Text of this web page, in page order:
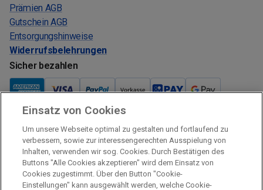
Prämien AGB
Gutschein AGB
Entsorgungshinweise
Widerrufsbelehrungen
Sicher bezahlen
Verkauf und Versand
Kostenloser Versand:
Verkauf und Versand durch:
Einsatz von Cookies
Um unsere Webseite optimal zu gestalten und fortlaufend zu
verbessern, sowie zur interessengerechten Ausspielung von
Inhalten, verwenden wir sog. Cookies. Durch Bestätigen des
Buttons "Alle Cookies akzeptieren" wird dem Einsatz von
Cookies zugestimmt. Über den Button "Cookie-
Einstellungen" kann ausgewählt werden, welche Cookie-